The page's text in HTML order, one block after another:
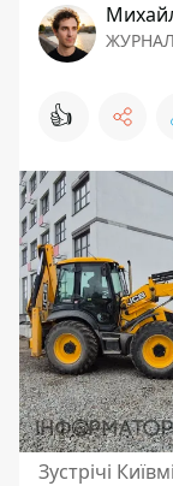
👍
Зустрічі